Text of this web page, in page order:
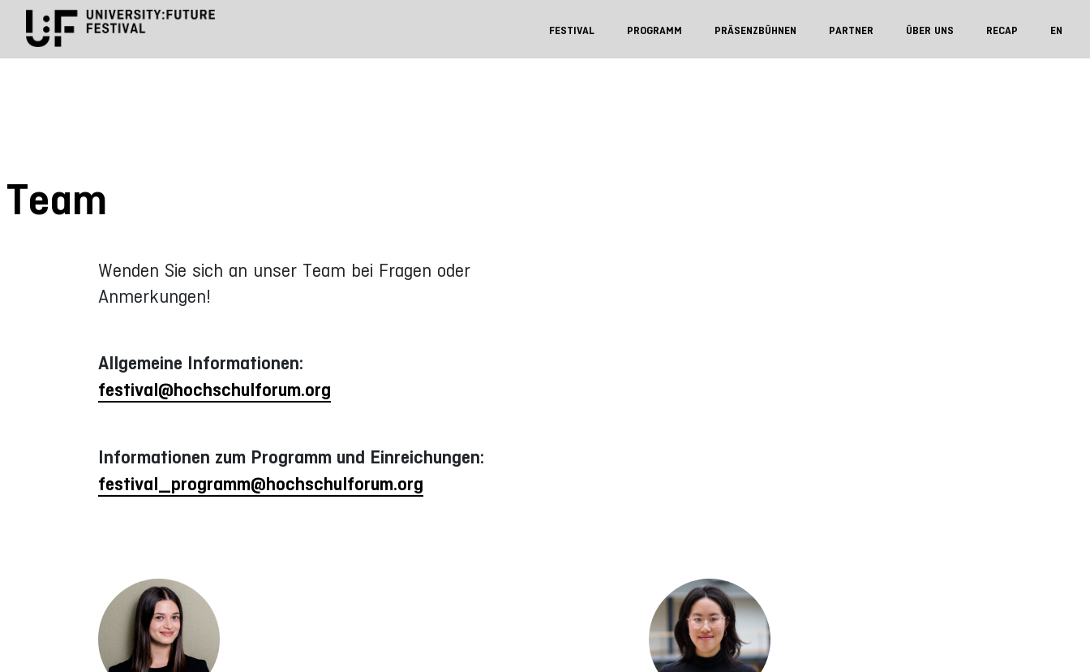
FESTIVAL PROGRAMM PRÄSENZBÜHNEN PARTNER ÜBER UNS RECAP EN
Team
Wenden Sie sich an unser Team bei Fragen oder
Anmerkungen!
Allgemeine Informationen:
festival@hochschulforum.org
Informationen zum Programm und Einreichungen:
festival_programm@hochschulforum.org